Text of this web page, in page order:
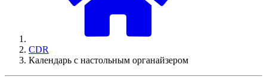
CDR
Календарь с настольным органайзером